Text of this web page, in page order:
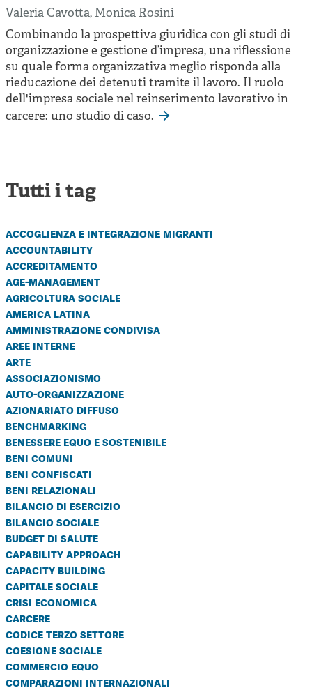
Impresa sociale e democrazia
Acini di fuoco - Dossier Mezzogiorno
Valutazione e dintorni
Valeria Cavotta, Monica Rosini
Combinando la prospettiva giuridica con gli studi di
organizzazione e gestione d’impresa, una riflessione
su quale forma organizzativa meglio risponda alla
rieducazione dei detenuti tramite il lavoro. Il ruolo
dell'impresa sociale nel reinserimento lavorativo in
carcere: uno studio di caso.
Tutti i tag
accoglienza e integrazione migranti
accountability
accreditamento
age-management
agricoltura sociale
america latina
amministrazione condivisa
aree interne
arte
associazionismo
auto-organizzazione
azionariato diffuso
benchmarking
benessere equo e sostenibile
beni comuni
beni confiscati
beni relazionali
bilancio di esercizio
bilancio sociale
budget di salute
capability approach
capacity building
capitale sociale
crisi economica
carcere
codice terzo settore
coesione sociale
commercio equo
comparazioni internazionali